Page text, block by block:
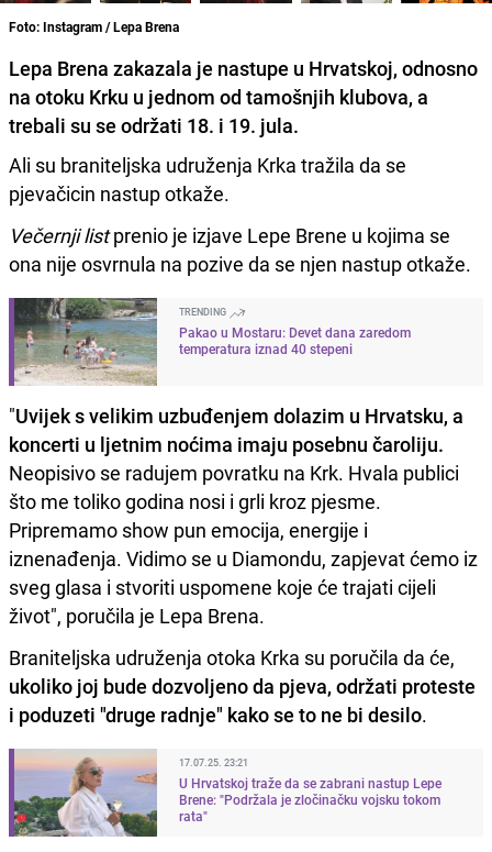
Foto: Instagram / Lepa Brena
Lepa Brena zakazala je nastupe u Hrvatskoj, odnosno
na otoku Krku u jednom od tamošnjih klubova, a
trebali su se održati 18. i 19. jula.
Ali su braniteljska udruženja Krka tražila da se
pjevačicin nastup otkaže.
Večernji listprenio je izjave Lepe Brene u kojima se
ona nije osvrnula na pozive da se njen nastup otkaže.
TRENDING
Pakao u Mostaru: Devet dana zaredom
temperatura iznad 40 stepeni
"Uvijek s velikim uzbuđenjem dolazim u Hrvatsku, a
koncerti u ljetnim noćima imaju posebnu čaroliju.
Neopisivo se radujem povratku na Krk. Hvala publici
što me toliko godina nosi i grli kroz pjesme.
Pripremamo show pun emocija, energije i
iznenađenja. Vidimo se u Diamondu, zapjevat ćemo iz
sveg glasa i stvoriti uspomene koje će trajati cijeli
život", poručila je Lepa Brena.
Braniteljska udruženja otoka Krka su poručila da će,
ukoliko joj bude dozvoljeno da pjeva, održati proteste
i poduzeti "druge radnje" kako se to ne bi desilo.
17.07.25. 23:21
U Hrvatskoj traže da se zabrani nastup Lepe
Brene: "Podržala je zločinačku vojsku tokom
rata"